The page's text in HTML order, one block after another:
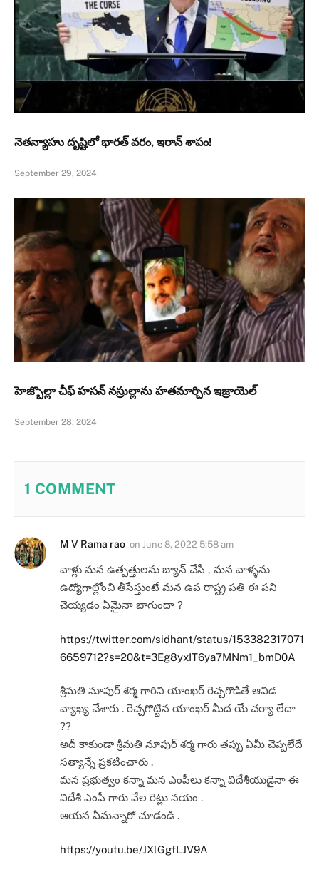
నెతన్యాహు దృష్టిలో భారత్ వరం, ఇరాన్ శాపం!
September 29, 2024
హెజ్బొల్లా చీఫ్ హసన్ నస్రుల్లాను హతమార్చిన ఇజ్రాయెల్
September 28, 2024
1 COMMENT
M V Rama rao on June 8, 2022 5:58 am
వాళ్లు మన ఉత్పత్తులను బ్యాన్ చేసీ , మన వాళ్ళను
ఉద్యోగాల్లోంచి తీసేస్తుంటే మన ఉప రాష్ట్ర పతి ఈ పని
చెయ్యడం ఏమైనా బాగుందా ?
https://twitter.com/sidhant/status/153382317071
6659712?s=20&t=3Eg8yxIT6ya7MNm1_bmD0A
శ్రీమతి నూపుర్ శర్మ గారిని యాంఖర్ రెచ్చగొడితే ఆవిడ
వ్యాఖ్య చేశారు . రెచ్చగొట్టిన యాంఖర్ మీద యే చర్యా లేదా
??
అదీ కాకుండా శ్రీమతి నూపుర్ శర్మ గారు తప్పు ఏమీ చెప్పలేదే
సత్యాన్నే ప్రకటించారు .
మన ప్రభుత్వం కన్నా మన ఎంపీలు కన్నా విదేశీయుడైనా ఈ
విదేశీ ఎంపీ గారు వేల రెట్లు నయం .
ఆయన ఏమన్నారో చూడండి .
https://youtu.be/JXlGgfLJV9A